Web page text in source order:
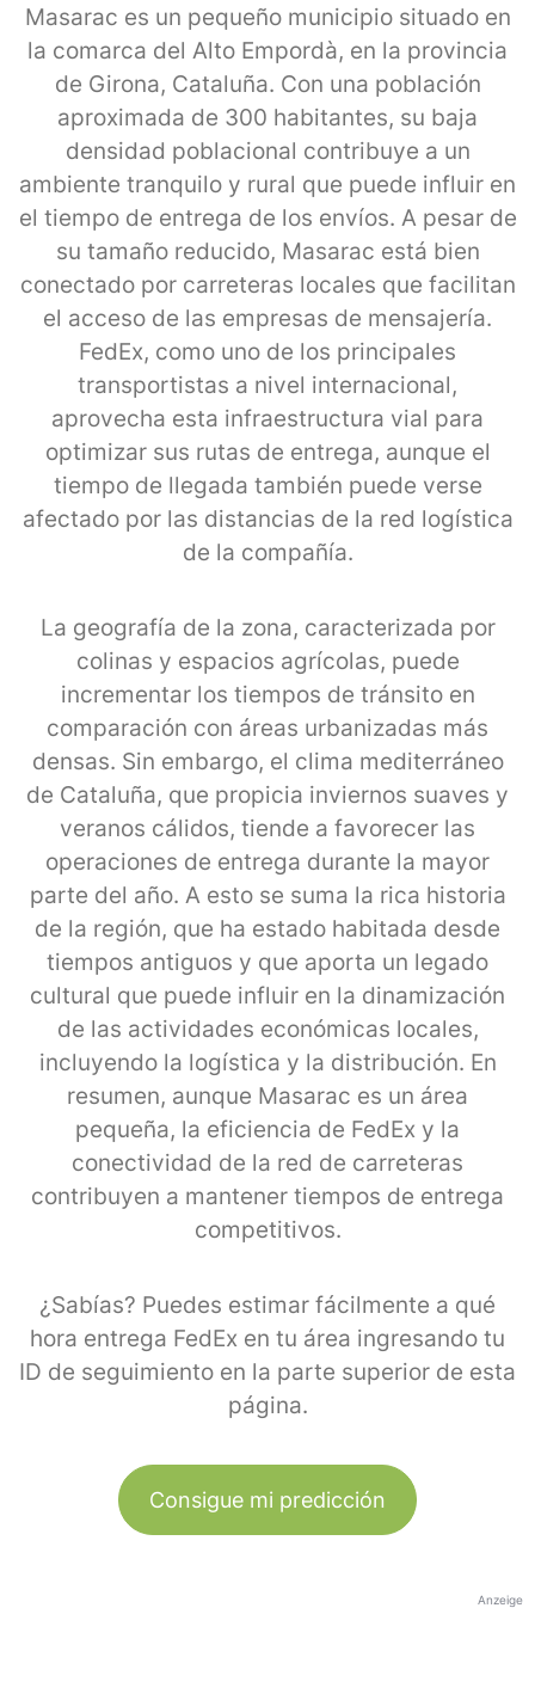
Masarac es un pequeño municipio situado en
la comarca del Alto Empordà, en la provincia
de Girona, Cataluña. Con una población
aproximada de 300 habitantes, su baja
densidad poblacional contribuye a un
ambiente tranquilo y rural que puede influir en
el tiempo de entrega de los envíos. A pesar de
su tamaño reducido, Masarac está bien
conectado por carreteras locales que facilitan
el acceso de las empresas de mensajería.
FedEx, como uno de los principales
transportistas a nivel internacional,
aprovecha esta infraestructura vial para
optimizar sus rutas de entrega, aunque el
tiempo de llegada también puede verse
afectado por las distancias de la red logística
de la compañía.
La geografía de la zona, caracterizada por
colinas y espacios agrícolas, puede
incrementar los tiempos de tránsito en
comparación con áreas urbanizadas más
densas. Sin embargo, el clima mediterráneo
de Cataluña, que propicia inviernos suaves y
veranos cálidos, tiende a favorecer las
operaciones de entrega durante la mayor
parte del año. A esto se suma la rica historia
de la región, que ha estado habitada desde
tiempos antiguos y que aporta un legado
cultural que puede influir en la dinamización
de las actividades económicas locales,
incluyendo la logística y la distribución. En
resumen, aunque Masarac es un área
pequeña, la eficiencia de FedEx y la
conectividad de la red de carreteras
contribuyen a mantener tiempos de entrega
competitivos.
¿Sabías? Puedes estimar fácilmente a qué
hora entrega FedEx en tu área ingresando tu
ID de seguimiento en la parte superior de esta
página.
Consigue mi predicción
Anzeige